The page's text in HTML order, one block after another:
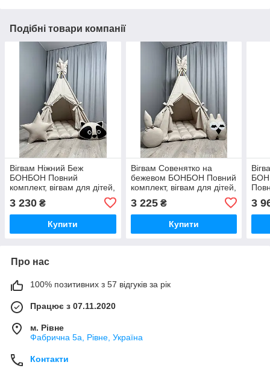
Подібні товари компанії
Вігвам Ніжний Беж
БОНБОН Повний
комплект, вігвам для дітей,
для хлопчика, вігвам для
дівчинки
3 230 ₴
Купити
Вігвам Совенятко на
бежевом БОНБОН Повний
комплект, вігвам для дітей,
дитячий вігвам, вігвам для
дівчинки, вігвам для
хлопчика
3 225₴
Купити
3
Про нас
100% позитивних з 57 відгуків за рік
Працює з 07.11.2020
м. Рівне
Фабрична 5а, Рівне, Україна
Контакти